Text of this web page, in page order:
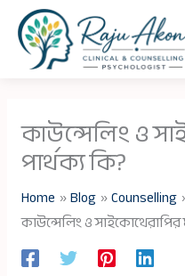
content
কাউন্সেলিং ও
পার্থক্য কি?
Home Blog
Counselling
কাউন্সেলিং ও সাইকোথেরাপির